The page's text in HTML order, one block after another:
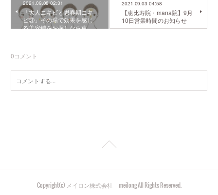
2021.09.08 02:31
「大人ニキビと思春期ニキ
ビ③」その場で効果を感じ
る美容鍼をお探しなら恵…
2021.09.03 04:58
【恵比寿院・mana院】9月
10日営業時間のお知らせ
0コメント
Copyright(c) メイロン株式会社 meilong All Rights Reserved.